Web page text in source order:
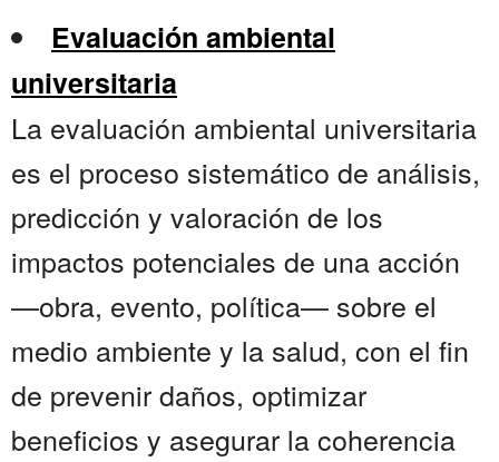
Evaluación ambiental
universitaria
La evaluación ambiental universitaria
es el proceso sistemático de análisis,
predicción y valoración de los
impactos potenciales de una acción
—obra, evento, política— sobre el
medio ambiente y la salud, con el fin
de prevenir daños, optimizar
beneficios y asegurar la coherencia